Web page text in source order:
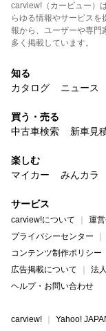
carview!（カービュー）
らゆる情報やサービス
報から、ユーザーや専門
多く掲載しています。
知る
カタログ
ニュース
買う・売る
中古車検索
新車見
楽しむ
マイカー
みんカラ
サービス
carview!について 運
プライバシーセンター
コンテンツ制作ポリシー
広告掲載について
法
ヘルプ・お問い合わせ
carview! Yahoo!